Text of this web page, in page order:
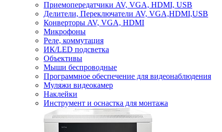
Приемопередатчики AV, VGA, HDMI, USB
Делители, Переключатели AV, VGA,HDMI,USB
Конверторы AV, VGA, HDMI
Микрофоны
Реле, коммутация
ИК/LED подсветка
Объективы
Мыши беспроводные
Программное обеспечение для видеонаблюдения
Муляжи видеокамер
Наклейки
Инструмент и оснастка для монтажа